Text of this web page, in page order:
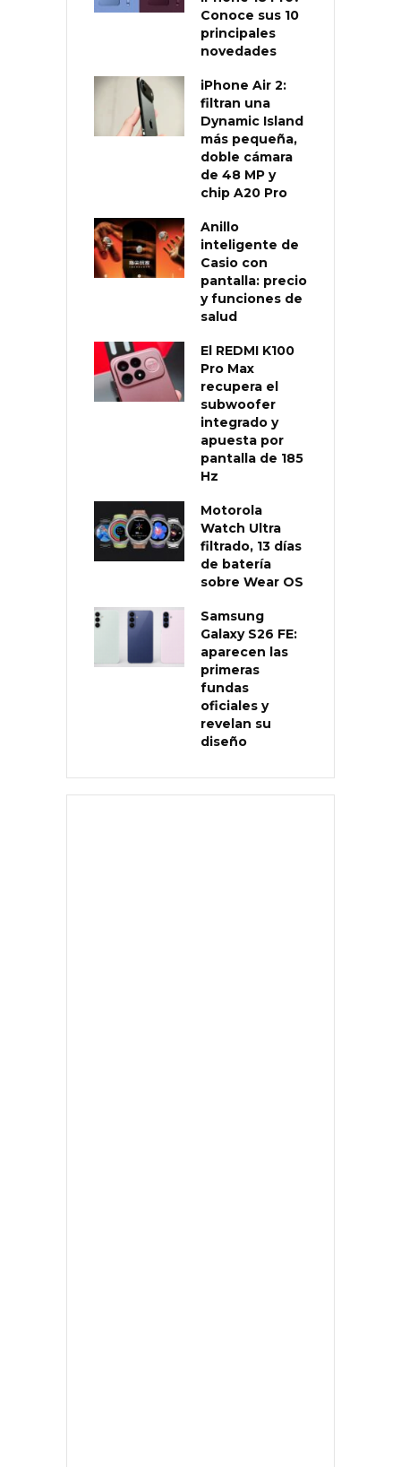
Conoce sus 10
principales
novedades
iPhone Air 2:
filtran una
Dynamic Island
más pequeña,
doble cámara
de 48 MP y
chip A20 Pro
Anillo
inteligente de
Casio con
pantalla: precio
y funciones de
salud
El REDMI K100
Pro Max
recupera el
subwoofer
integrado y
apuesta por
pantalla de 185
Hz
Motorola
Watch Ultra
filtrado, 13 días
de batería
sobre Wear OS
Samsung
Galaxy S26 FE:
aparecen las
primeras
fundas
oficiales y
revelan su
diseño